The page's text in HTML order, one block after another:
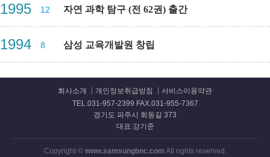
1995 12 자연 과학 탐구 (전 62권) 출간
1994 8 삼성 교육개발원 창립
회사소개 개인정보취급방침
서비스이용약관
TEL.031-957-2399 FAX.031-955-7367
경기도 파주시 회동길 373
대표:강기준
Copyright © www.samsungbnc.com All rights reserved.